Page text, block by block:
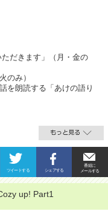
だきます」（月・金の
のみ）
を朗読する「あけの語り
up! Part1